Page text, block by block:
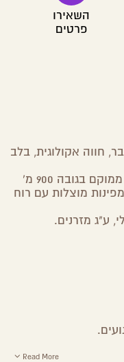
השאירו
פרטים
Email
Twitter
Google
Plus
חווה אקולוגית, בלב
10 ק"מ מערבית למצפה רמון. החאן ממוקם בגובה 900 מ'
מוצלות עם רוח
Read More